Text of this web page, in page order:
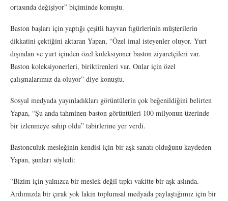
ortasında değişiyor” biçiminde konuştu.
Baston başları için yaptığı çeşitli hayvan figürlerinin müşterilerin
dikkatini çektiğini aktaran Yapan, “Özel imal isteyenler oluyor. Yurt
dışından ve yurt içinden özel koleksiyoner baston ziyaretçileri var.
Baston koleksiyonerleri, biriktirenleri var. Onlar için özel
çalışmalarımız da oluyor” diye konuştu.
Sosyal medyada yayınladıkları görüntülerin çok beğenildiğini belirten
Yapan, “Şu anda tahminen baston görüntüleri 100 milyonun üzerinde
bir izlenmeye sahip oldu” tabirlerine yer verdi.
Bastonculuk mesleğinin kendisi için bir aşk sanatı olduğunu kaydeden
Yapan, şunları söyledi:
“Bizim için yalnızca bir meslek değil tıpkı vakitte bir aşk aslında.
Ardımızda bir çırak yok lakin toplumsal medyada paylaştığımız için bir